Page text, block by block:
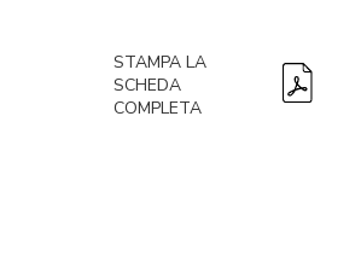
STAMPA LA
SCHEDA
COMPLETA